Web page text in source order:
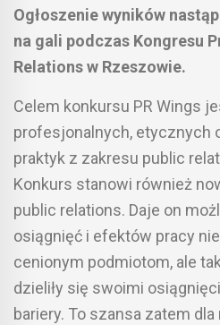
Ogłoszenie wyników
na gali podczas Kongresu
Relations w Rzeszowie.
Celem konkursu PR Wings
profesjonalnych, etycznych
praktyk z zakresu public
Konkurs stanowi również
public relations. Daje on
osiągnięć i efektów pracy
cenionym podmiotom, ale
dzieliły się swoimi
bariery. To szansa zatem dla